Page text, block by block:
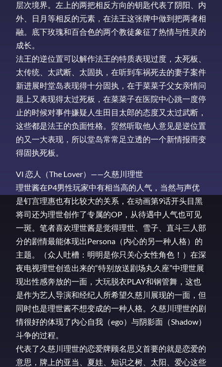
层次境界。左上的两把相反方向的钥匙代表了阴阳、内
外、日月等相反的元素，在法王这张牌中做到把两者相
融。底下玫瑰和百合色的两个教徒象征了热情与性灵的
成长。
法王的逆位置可以解作法王的特质表现过度，太死板、
太传统、太武断、太固执，在听到车祸死去的妻子案件
新进展时堂岛表现得十分固执，在于菜菜子父女亲情问
题上又表现得太过死板，在菜菜子在医院中心跳一度停
止的时候对事件嫌疑人生田目太郎的态度又太过武断，
这些都是法王的负面性格。贸然听取他人意见是逆位置
的又一大表现，所以堂岛常常足立透的一个新情报而变
得固执死板。
VI 恋人（The Lover）——久慈川理世
理世酱在P4男性玩家中有相当高的人气，当然与声优
是钉宫理惠也有比较大的关系，在动画第9话开头目黑
将司还为理世创作了专属的OP，从待遇中人气也可见
一斑。笔者喜欢理世酱是觉得理世、雪子、直斗三人部
分的剧情最能体现出Persona（内心的另一种人格）的
主题。（众人吐槽：明明是你只关心女性角色！）在深
夜电视理世创造出来的“特别放送剧场丸久座”中理世展
现出性感奔放的一面，大玩脱衣PLAY和钢管舞，这也
是作为艺人导演和经纪人所希望久慈川展现的一面，但
同时也是理世酱不想变成的一种人格。久慈川理世的剧
情很好的体现了内心自我（ego）与阴影面（Shadow）
斗争的过程。
代表了久慈川理世的恋爱牌顾名思义首要的就是恋爱的
意思，牌上的亚当、夏娃、知识之树、太阳、爱心这些